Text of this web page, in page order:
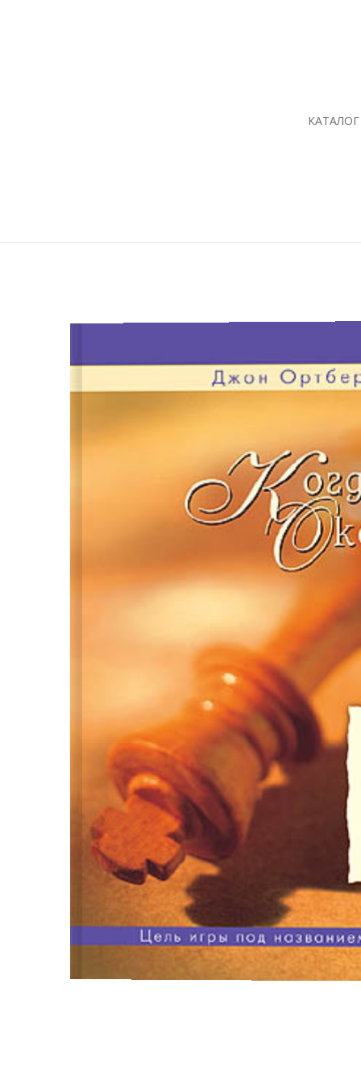
КАТАЛОГ